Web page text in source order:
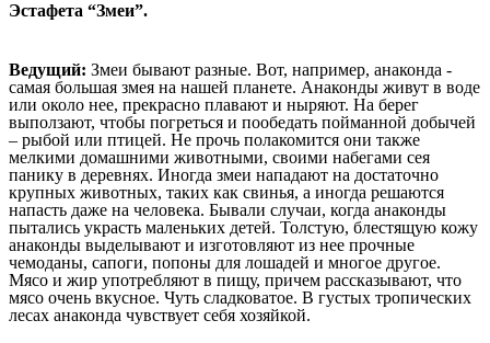
Эстафета “Змеи”.
Ведущий: Змеи бывают разные. Вот, например, анаконда -
самая большая змея на нашей планете. Анаконды живут в воде
или около нее, прекрасно плавают и ныряют. На берег
выползают, чтобы погреться и пообедать пойманной добычей
– рыбой или птицей. Не прочь полакомится они также
мелкими домашними животными, своими набегами сея
панику в деревнях. Иногда змеи нападают на достаточно
крупных животных, таких как свинья, а иногда решаются
напасть даже на человека. Бывали случаи, когда анаконды
пытались украсть маленьких детей. Толстую, блестящую кожу
анаконды выделывают и изготовляют из нее прочные
чемоданы, сапоги, попоны для лошадей и многое другое.
Мясо и жир употребляют в пищу, причем рассказывают, что
мясо очень вкусное. Чуть сладковатое. В густых тропических
лесах анаконда чувствует себя хозяйкой.